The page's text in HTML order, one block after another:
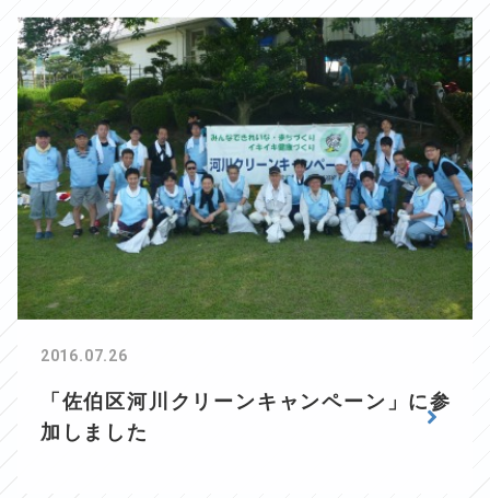
2016.07.26
「佐伯区河川クリーンキャンペーン」に参
加しました